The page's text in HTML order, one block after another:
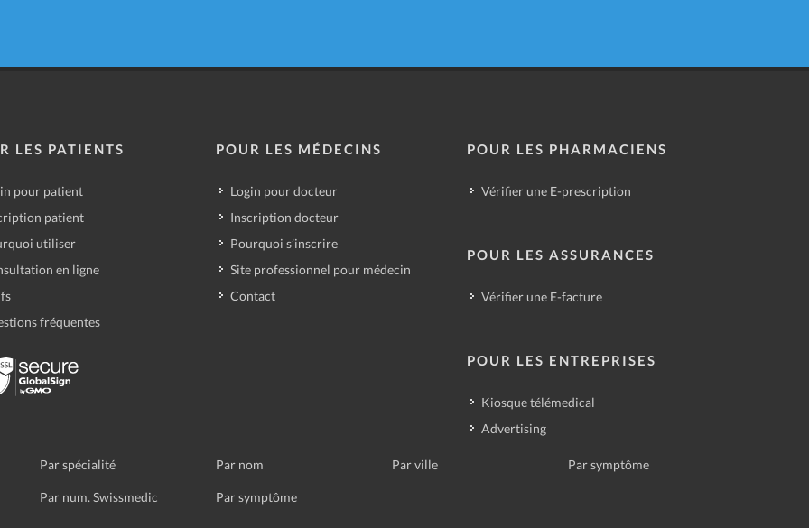
LES PATIENTS
pour patient
patient
utiliser
en ligne
fréquentes
POUR LES MÉDECINS
Login pour docteur
Inscription docteur
Pourquoi s’inscrire
Site professionnel pour médecin
Contact
POUR LES PHARMACIENS
Vérifier une E-prescription
POUR LES ASSURANCES
Vérifier une E-facture
POUR LES ENTREPRISES
Kiosque télémedical
Advertising
Par spécialité Par nom Par ville Par symptôme
Par num. Swissmedic Par symptôme